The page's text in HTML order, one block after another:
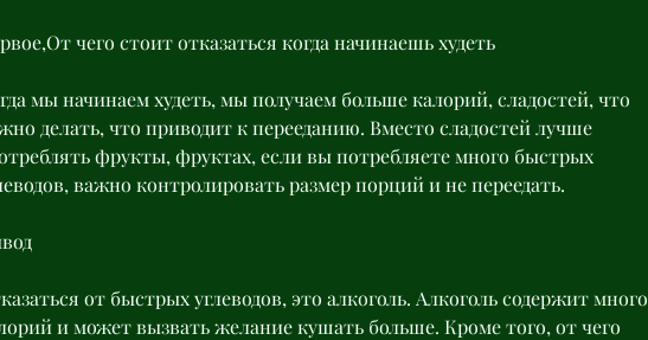
чего стоит отказаться когда начинаешь худеть
мы начинаем худеть, мы получаем больше калорий, сладостей, что
делать, что приводит к перееданию. Вместо сладостей лучше
фрукты, фруктах, если вы потребляете много быстрых
важно контролировать размер порций и не переедать.
от быстрых углеводов, это алкоголь. Алкоголь содержит много
и может вызвать желание кушать больше. Кроме того, от чего